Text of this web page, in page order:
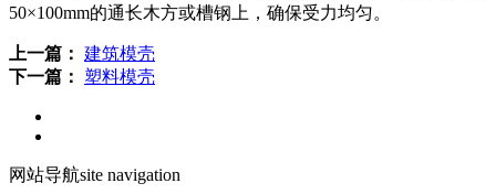
50×100mm的通长木方或槽钢上，确保受力均匀。
上一篇： 建筑模壳
下一篇：
塑料模壳
网站导航site navigation